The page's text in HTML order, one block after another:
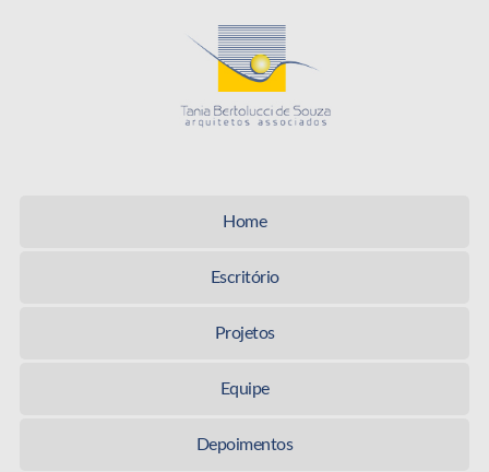
Home
Escritório
Projetos
Equipe
Depoimentos